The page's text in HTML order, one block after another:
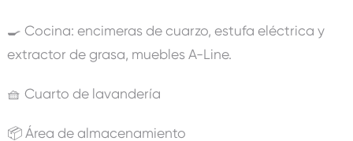
🍳 Cocina: encimeras de cuarzo, estufa eléctrica y
extractor de grasa, muebles A-Line.
🧺 Cuarto de lavandería
📦 Área de almacenamiento